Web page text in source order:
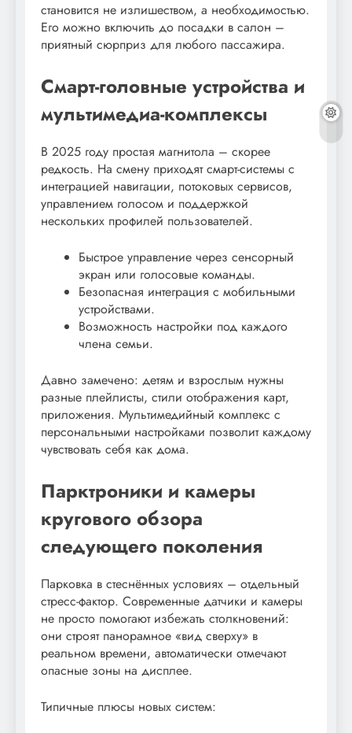
становится не излишеством, а необходимостью.
Его можно включить до посадки в салон –
приятный сюрприз для любого пассажира.
Смарт-головные устройства и
мультимедиа-комплексы
В 2025 году простая магнитола – скорее
редкость. На смену приходят смарт-системы с
интеграцией навигации, потоковых сервисов,
управлением голосом и поддержкой
нескольких профилей пользователей.
Быстрое управление через сенсорный
экран или голосовые команды.
Безопасная интеграция с мобильными
устройствами.
Возможность настройки под каждого
члена семьи.
Давно замечено: детям и взрослым нужны
разные плейлисты, стили отображения карт,
приложения. Мультимедийный комплекс с
персональными настройками позволит каждому
чувствовать себя как дома.
Парктроники и камеры
кругового обзора
следующего поколения
Парковка в стеснённых условиях – отдельный
стресс-фактор. Современные датчики и камеры
не просто помогают избежать столкновений:
они строят панорамное «вид сверху» в
реальном времени, автоматически отмечают
опасные зоны на дисплее.
Типичные плюсы новых систем: